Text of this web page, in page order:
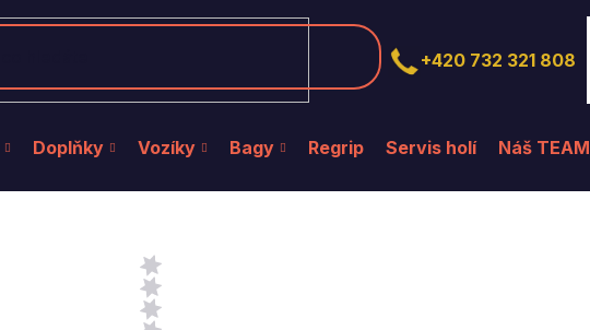
Doplňky Vozíky Bagy Regrip Servis holí Náš TEAM
+420 732 321 808